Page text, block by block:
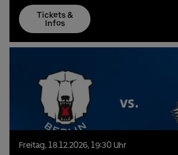
Tickets &
Infos
Freitag,18.12.2026,19:30 Uhr